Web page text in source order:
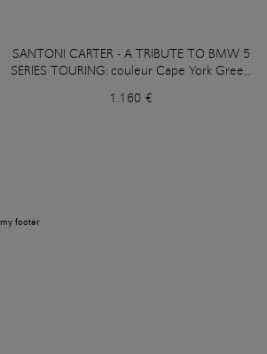
SANTONI CARTER - A TRIBUTE TO BMW 5
SERIES TOURING: couleur Cape York Green
1.160 €
my footer